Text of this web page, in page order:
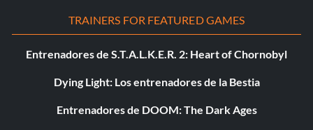
TRAINERS FOR FEATURED GAMES
Entrenadores de S.T.A.L.K.E.R. 2: Heart of Chornobyl
Dying Light: Los entrenadores de la Bestia
Entrenadores de DOOM: The Dark Ages